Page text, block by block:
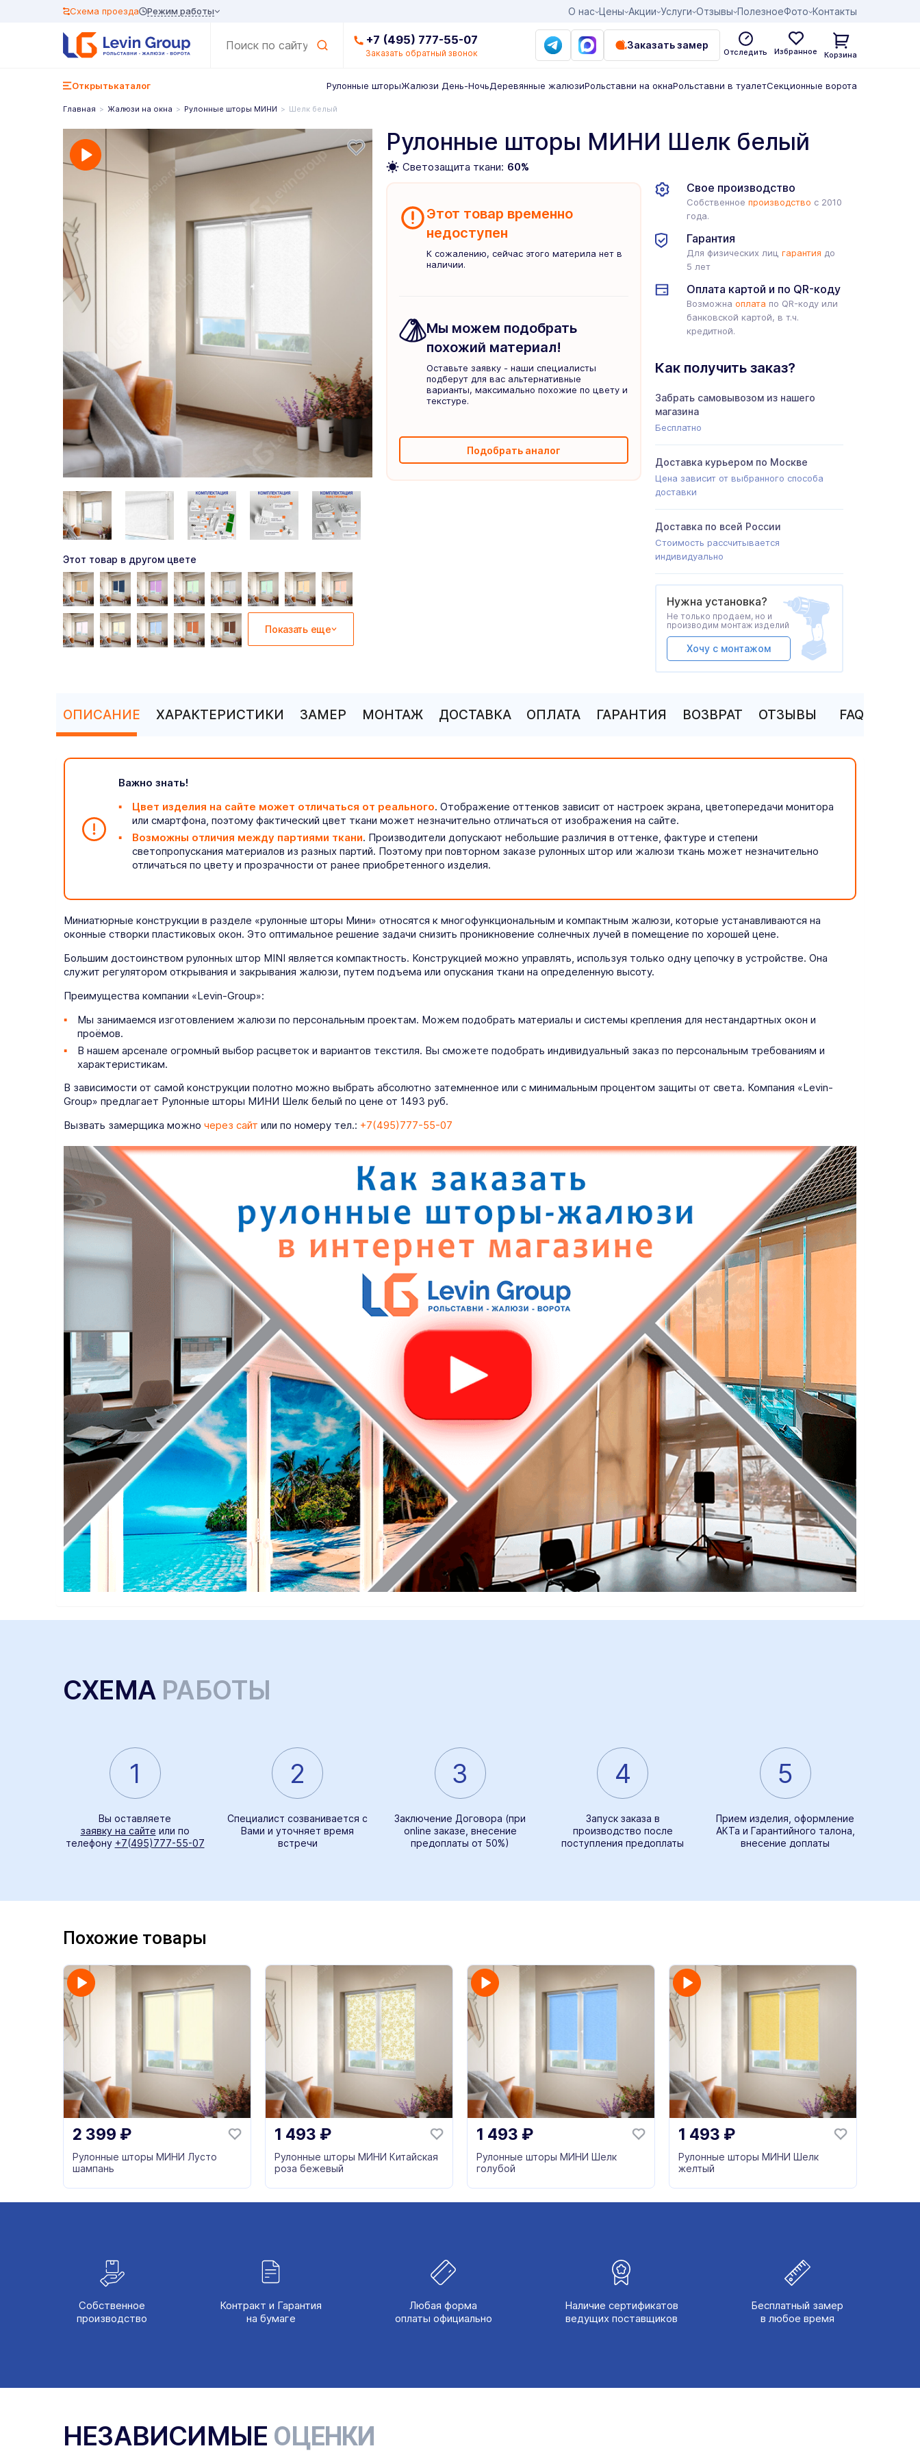
О нас Цены Акции Услуги Отзывы ПолезноеФото Контакты
Схема проезда Режим работы
+7 (495) 777-55-07
Заказать обратный звонок
Заказать замер
Отследить Избранное Корзина
Открытькаталог Рулонные шторыЖалюзи День-НочьДеревянные жалюзиРольставни на окнаРольставни в туалетСекционные ворота
Главная Жалюзи на окна Рулонные шторы МИНИ Шелк белый
Рулонные шторы МИНИ Шелк белый
Светозащита ткани: 60%
Этот товар в другом цвете
Показать еще
Этот товар временно
недоступен
К сожалению, сейчас этого материла нет в
наличии.
Мы можем подобрать
похожий материал!
Оставьте заявку - наши специалисты
подберут для вас альтернативные
варианты, максимально похожие по цвету и
текстуре.
Подобрать аналог
Свое производство
Собственноепроизводство с 2010
года.
Гарантия
Для физических лицгарантия до
5 лет
Оплата картой и по QR-коду
Возможнаоплата по QR-коду или
банковской картой, в т.ч.
кредитной.
Как получить заказ?
Забрать самовывозом из нашего
магазина
Бесплатно
Доставка курьером по Москве
Цена зависит от выбранного способа
доставки
Доставка по всей России
Стоимость рассчитывается
индивидуально
Нужна установка?
Не только продаем, но и
производим монтаж изделий
Хочу с монтажом
ОПИСАНИЕ ХАРАКТЕРИСТИКИ ЗАМЕР МОНТАЖ ДОСТАВКА ОПЛАТА ГАРАНТИЯ ВОЗВРАТ ОТЗЫВЫ FAQ
Важно знать!
Цвет изделия на сайте может отличаться от реального. Отображение оттенков зависит от настроек экрана, цветопередачи монитора
или смартфона, поэтому фактический цвет ткани может незначительно отличаться от изображения на сайте.
Возможны отличия между партиями ткани. Производители допускают небольшие различия в оттенке, фактуре и степени
светопропускания материалов из разных партий. Поэтому при повторном заказе рулонных штор или жалюзи ткань может незначительно
отличаться по цвету и прозрачности от ранее приобретенного изделия.
Миниатюрные конструкции в разделе «рулонные шторы Мини» относятся к многофункциональным и компактным жалюзи, которые устанавливаются на
оконные створки пластиковых окон. Это оптимальное решение задачи снизить проникновение солнечных лучей в помещение по хорошей цене.
Большим достоинством рулонных штор MINI является компактность. Конструкцией можно управлять, используя только одну цепочку в устройстве. Она
служит регулятором открывания и закрывания жалюзи, путем подъема или опускания ткани на определенную высоту.
Преимущества компании «Levin-Group»:
Мы занимаемся изготовлением жалюзи по персональным проектам. Можем подобрать материалы и системы крепления для нестандартных окон и
проёмов.
В нашем арсенале огромный выбор расцветок и вариантов текстиля. Вы сможете подобрать индивидуальный заказ по персональным требованиям и
характеристикам.
В зависимости от самой конструкции полотно можно выбрать абсолютно затемненное или с минимальным процентом защиты от света. Компания «Levin-
Group» предлагает Рулонные шторы МИНИ Шелк белый по цене от 1493 руб.
Вызвать замерщика можно через сайт или по номеру тел.: +7(495)777-55-07
СХЕМА РАБОТЫ
1
Вы оставляете
заявку на сайте или по
телефону +7(495)777-55-07
2
Специалист созванивается с
Вами и уточняет время
встречи
3
Заключение Договора (при
online заказе, внесение
предоплаты от 50%)
4
Запуск заказа в
производство после
поступления предоплаты
5
Прием изделия, оформление
АКТа и Гарантийного талона,
внесение доплаты
Похожие товары
2 399 ₽
Рулонные шторы МИНИ Лусто
шампань
1 493 ₽
Рулонные шторы МИНИ Китайская
роза бежевый
1 493 ₽
Рулонные шторы МИНИ Шелк
голубой
1 493 ₽
Рулонные шторы МИНИ Шелк
желтый
Собственное
производство
Контракт и Гарантия
на бумаге
Любая форма
оплаты официально
Наличие сертификатов
ведущих поставщиков
Бесплатный замер
в любое время
НЕЗАВИСИМЫЕ ОЦЕНКИ